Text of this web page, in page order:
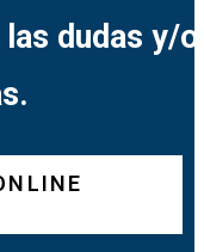
dudas y/o